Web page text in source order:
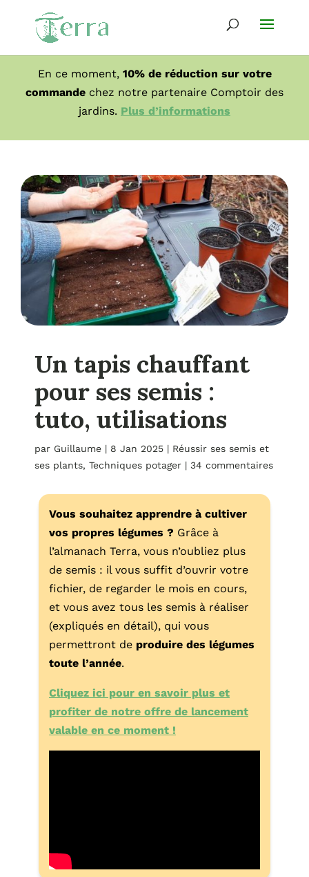
En ce moment, 10% de réduction sur votre
commande chez notre partenaire Comptoir des
jardins. Plus d’informations
Un tapis chauffant
pour ses semis :
tuto, utilisations
par Guillaume | 8 Jan 2025 | Réussir ses semis et
ses plants,Techniques potager |34 commentaires
Vous souhaitez apprendre à cultiver
vos propres légumes ? Grâce à
l’almanach Terra, vous n’oubliez plus
de semis : il vous suffit d’ouvrir votre
fichier, de regarder le mois en cours,
et vous avez tous les semis à réaliser
(expliqués en détail), qui vous
permettront de produire des légumes
toute l’année.
Cliquez ici pour en savoir plus et
profiter de notre offre de lancement
valable en ce moment !